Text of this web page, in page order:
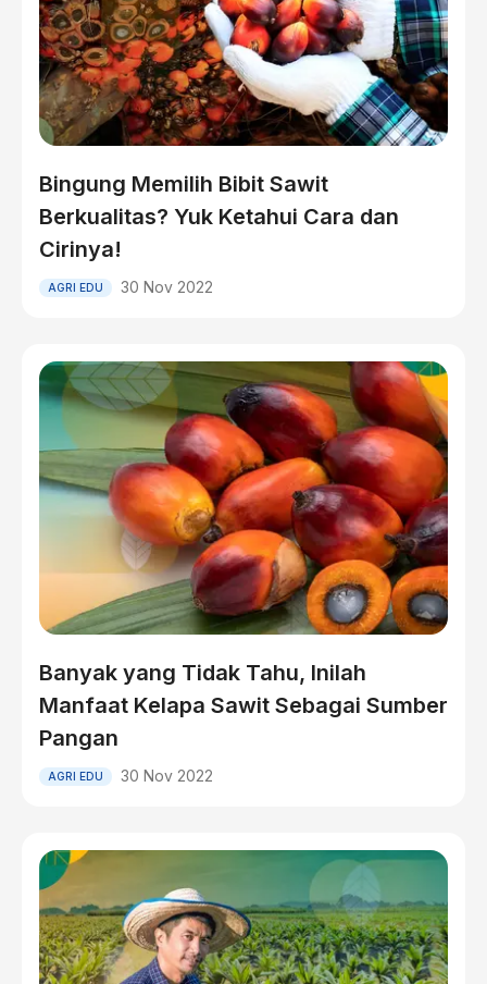
Bingung Memilih Bibit Sawit
Berkualitas? Yuk Ketahui Cara dan
Cirinya!
AGRI EDU 30 Nov 2022
Banyak yang Tidak Tahu, Inilah
Manfaat Kelapa Sawit Sebagai Sumber
Pangan
AGRI EDU 30 Nov 2022